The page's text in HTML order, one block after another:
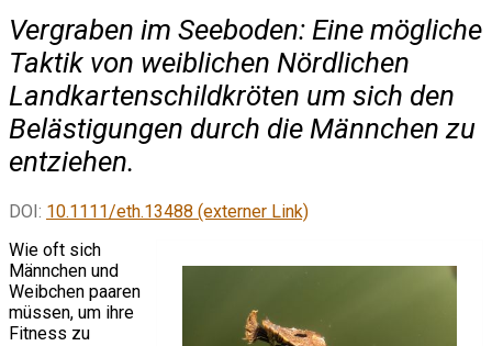
Vergraben im Seeboden: Eine mögliche
Taktik von weiblichen Nördlichen
Landkartenschildkröten um sich den
Belästigungen durch die Männchen zu
entziehen.
DOI: 10.1111/eth.13488 (externer Link)
Wie oft sich
Männchen und
Weibchen paaren
müssen, um ihre
Fitness zu